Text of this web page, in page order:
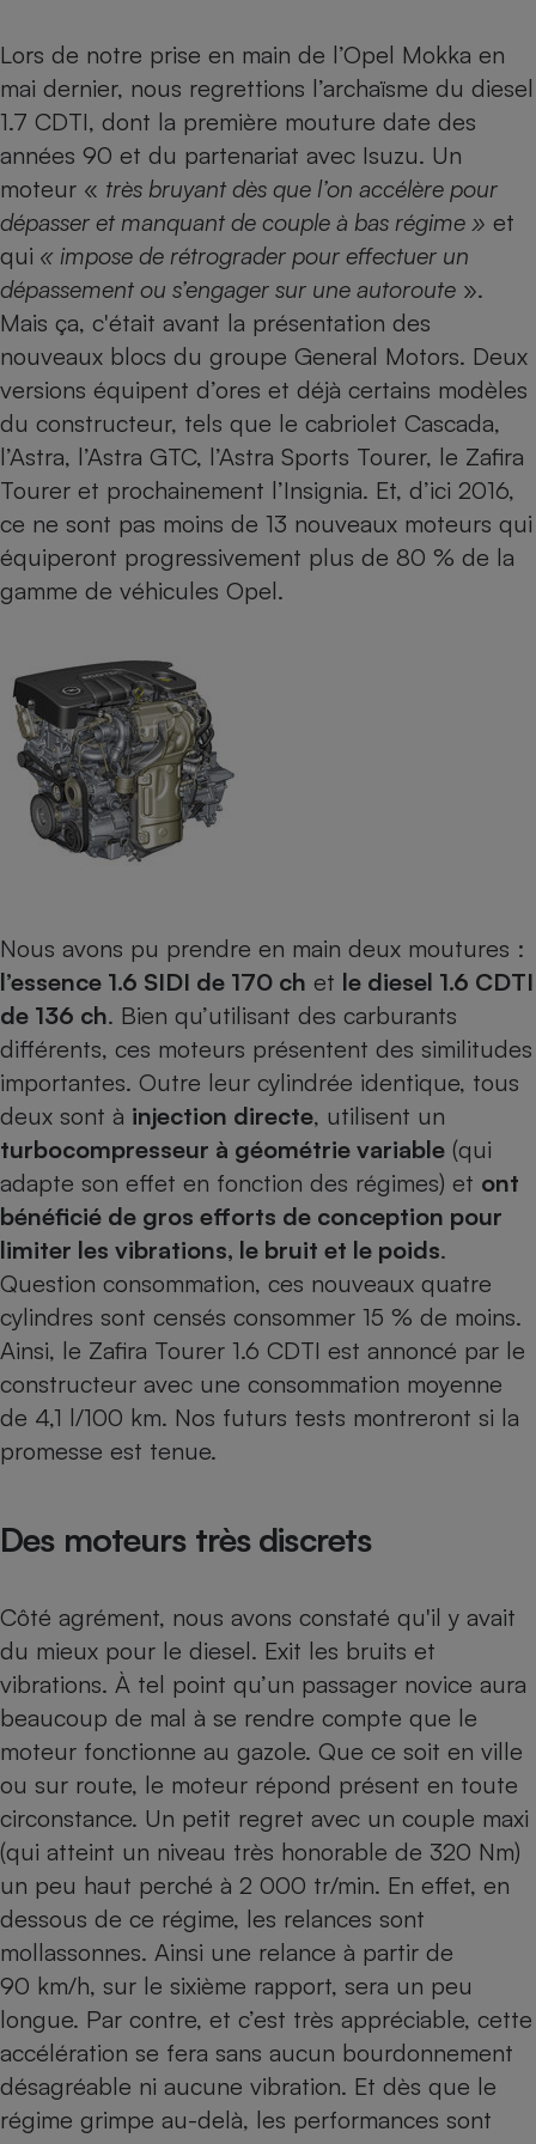
Lors de notre prise en main de l’Opel Mokka en
mai dernier, nous regrettions l’archaïsme du diesel
1.7 CDTI, dont la première mouture date des
années 90 et du partenariat avec Isuzu. Un
moteur « très bruyant dès que l’on accélère pour
dépasser et manquant de couple à bas régime » et
qui « impose de rétrograder pour effectuer un
dépassement ou s’engager sur une autoroute ».
Mais ça, c'était avant la présentation des
nouveaux blocs du groupe General Motors. Deux
versions équipent d’ores et déjà certains modèles
du constructeur, tels que le cabriolet Cascada,
l’Astra, l’Astra GTC, l’Astra Sports Tourer, le Zafira
Tourer et prochainement l’Insignia. Et, d’ici 2016,
ce ne sont pas moins de 13 nouveaux moteurs qui
équiperont progressivement plus de 80 % de la
gamme de véhicules Opel.
Nous avons pu prendre en main deux moutures :
l’essence 1.6 SIDI de 170 ch et le diesel 1.6 CDTI
de 136 ch. Bien qu’utilisant des carburants
différents, ces moteurs présentent des similitudes
importantes. Outre leur cylindrée identique, tous
deux sont à injection directe, utilisent un
turbocompresseur à géométrie variable (qui
adapte son effet en fonction des régimes) et ont
bénéficié de gros efforts de conception pour
limiter les vibrations, le bruit et le poids.
Question consommation, ces nouveaux quatre
cylindres sont censés consommer 15 % de moins.
Ainsi, le Zafira Tourer 1.6 CDTI est annoncé par le
constructeur avec une consommation moyenne
de 4,1 l/100 km. Nos futurs tests montreront si la
promesse est tenue.
Des moteurs très discrets
Côté agrément, nous avons constaté qu'il y avait
du mieux pour le diesel. Exit les bruits et
vibrations. À tel point qu’un passager novice aura
beaucoup de mal à se rendre compte que le
moteur fonctionne au gazole. Que ce soit en ville
ou sur route, le moteur répond présent en toute
circonstance. Un petit regret avec un couple maxi
(qui atteint un niveau très honorable de 320 Nm)
un peu haut perché à 2 000 tr/min. En effet, en
dessous de ce régime, les relances sont
mollassonnes. Ainsi une relance à partir de
90 km/h, sur le sixième rapport, sera un peu
longue. Par contre, et c’est très appréciable, cette
accélération se fera sans aucun bourdonnement
désagréable ni aucune vibration. Et dès que le
régime grimpe au-delà, les performances sont
Complément
alimentaire
bouteille
Assurance emprunteur
Petit électroménager -
Lave-linge
Cafetière à expressos
Robot ménager
Téléviseur
Téléphone mobile -
Smartphone
Matelas
Radiateur électrique
Mutuelle
Antimoustique